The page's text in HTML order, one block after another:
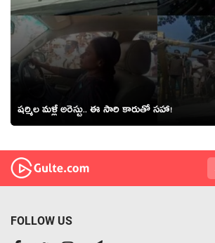
ష‌ర్మిల మ‌ళ్లీ అరెస్టు.. ఈ సారి కారుతో స‌హా!
FOLLOW US